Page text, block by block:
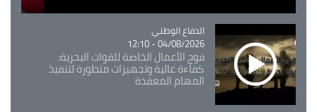
Catégorie
الدفاع الوطني
04/08/2026 - 12:10
فوج الأعمال الخاصة للقوات البحرية:
كفاءة عالية وتجهيزات متطورة لتنفيذ
المهام المعقدة